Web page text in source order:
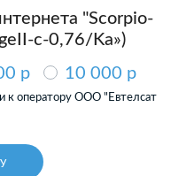
"Scorpio-
c-0,76/Ka»)
p 10 000 p
к оператору ООО "Евтелсат